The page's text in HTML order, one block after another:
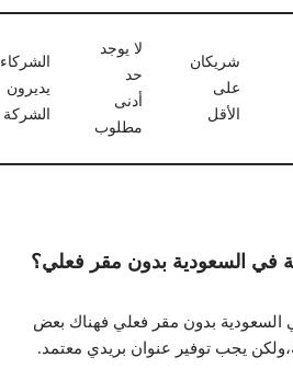
شريكان
على
الأقل
لا يوجد
حد
أدنى
مطلوب
الشركاء
يديرون
الشركة
السعودية بدون مقر فعلي؟
بدون مقر فعلي فهناك بعض
يجب توفير عنوان بريدي معتمد.